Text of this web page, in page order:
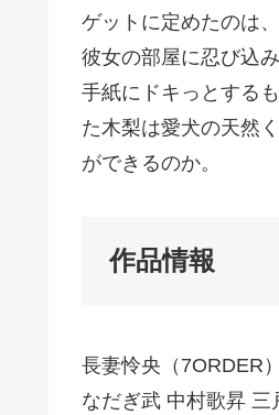
ゲットに定めたのは
彼女の部屋に忍び込
手紙にドキっとする
た木梨は愛犬の天然
ができるのか。
作品情報
長妻怜央（7ORDER
なだぎ武 中村歌昇 三